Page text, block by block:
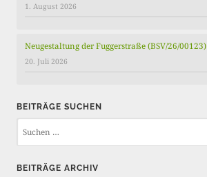
1. August 2026
Neugestaltung der Fuggerstraße (BSV/26/00123)
20. Juli 2026
BEITRÄGE SUCHEN
BEITRÄGE ARCHIV